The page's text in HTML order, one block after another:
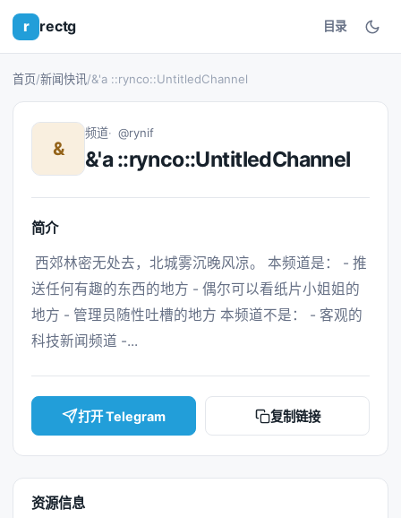
r rectg 目录
首页/新闻快讯/&'a ::rynco::UntitledChannel
&
频道 @rynif
&'a ::rynco::UntitledChannel
简介
送任何有趣的东西的地方 - 偶尔可以看纸片小姐姐的
地方 - 管理员随性吐槽的地方 本频道不是： - 客观的
科技新闻频道 -...
打开 Telegram 复制链接
资源信息